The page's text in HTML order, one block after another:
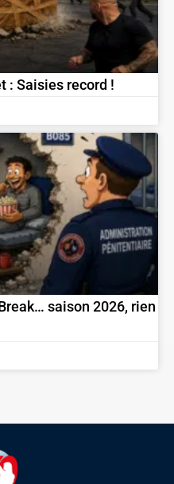
: Saisies record !
saison 2026, rien